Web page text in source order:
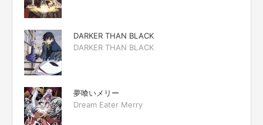
DARKER THAN BLACK
DARKER THAN BLACK
夢喰いメリー
Dream Eater Merry